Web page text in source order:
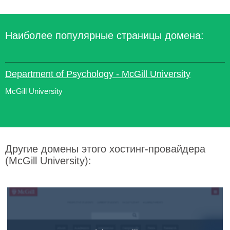
Наиболее популярные страницы домена:
Department of Psychology - McGill University
McGill University
Другие домены этого хостинг-провайдера
(McGill University):